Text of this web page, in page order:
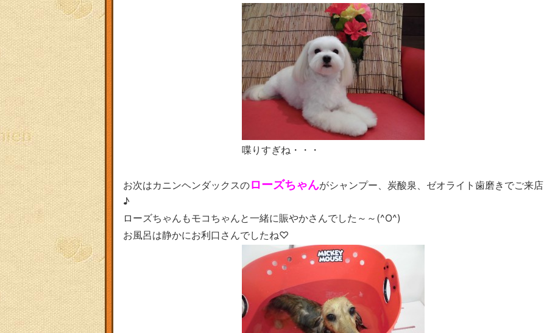
喋りすぎね・・・
お次はカニンヘンダックスのローズちゃんがシャンプー、炭酸泉、ゼオライト歯磨きでご来店
♪
ローズちゃんもモコちゃんと一緒に賑やかさんでした～～(^O^)
お風呂は静かにお利口さんでしたね♡